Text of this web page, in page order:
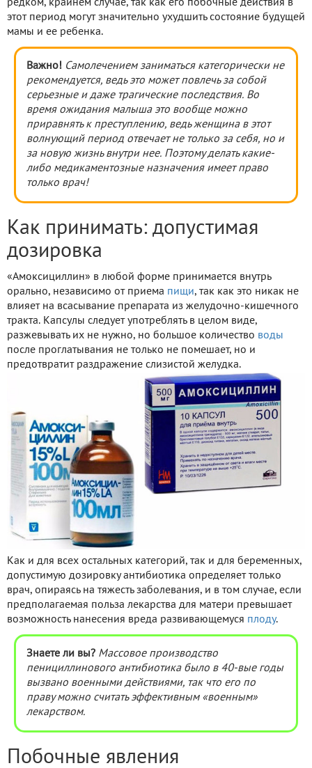
редком, крайнем случае, так как его побочные действия в
этот период могут значительно ухудшить состояние будущей
мамы и ее ребенка.
Важно! Самолечением заниматься категорически не
рекомендуется, ведь это может повлечь за собой
серьезные и даже трагические последствия. Во
время ожидания малыша это вообще можно
приравнять к преступлению, ведь женщина в этот
волнующий период отвечает не только за себя, но и
за новую жизнь внутри нее. Поэтому делать какие-
либо медикаментозные назначения имеет право
только врач!
Как принимать: допустимая
дозировка
«Амоксициллин» в любой форме принимается внутрь
орально, независимо от приема пищи, так как это никак не
влияет на всасывание препарата из желудочно-кишечного
тракта. Капсулы следует употреблять в целом виде,
разжевывать их не нужно, но большое количество воды
после проглатывания не только не помешает, но и
предотвратит раздражение слизистой желудка.
Как и для всех остальных категорий, так и для беременных,
допустимую дозировку антибиотика определяет только
врач, опираясь на тяжесть заболевания, и в том случае, если
предполагаемая польза лекарства для матери превышает
возможность нанесения вреда развивающемуся плоду.
Знаете ли вы? Массовое производство
пенициллинового антибиотика было в 40-вые годы
вызвано военными действиями, так что его по
праву можно считать эффективным «военным»
лекарством.
Побочные явления